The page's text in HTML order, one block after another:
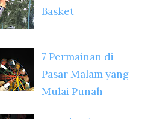
Basket
7 Permainan di
Pasar Malam yang
Mulai Punah